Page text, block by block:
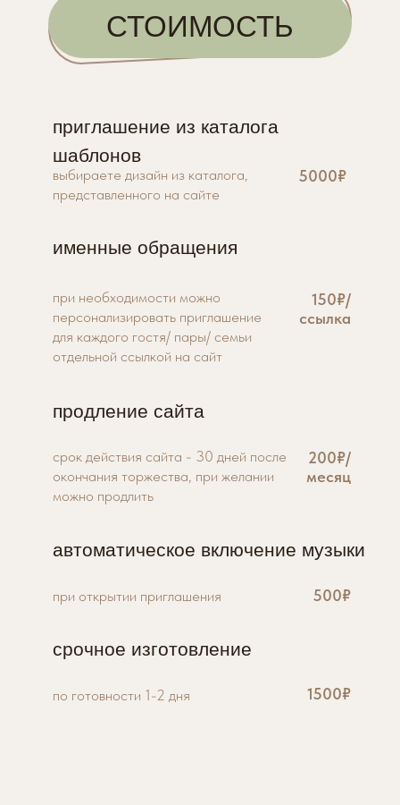
приглашение из каталога
шаблонов
СТОИМОСТЬ
выбираете дизайн из каталога,
представленного на сайте
5000₽
именные обращения
при необходимости можно
персонализировать приглашение
для каждого гостя/ пары/ семьи
отдельной ссылкой на сайт
150₽/
ссылка
продление сайта
срок действия сайта - 30 дней после
окончания торжества, при желании
можно продлить
200₽/
месяц
автоматическое включение музыки
при открытии приглашения 500₽
по готовности 1-2 дня
срочное изготовление
1500₽